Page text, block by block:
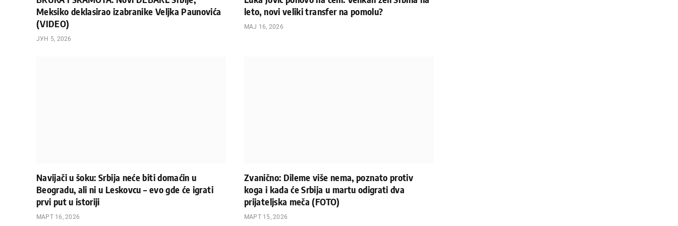
Meksiko deklasirao izabranike Veljka Paunovića
(VIDEO)
ЈУН 5, 2026
leto, novi veliki transfer na pomolu?
МАЈ 16, 2026
Navijači u šoku: Srbija neće biti domaćin u
Beogradu, ali ni u Leskovcu – evo gde će igrati
prvi put u istoriji
МАРТ 16, 2026
Zvanično: Dileme više nema, poznato protiv
koga i kada će Srbija u martu odigrati dva
prijateljska meča (FOTO)
МАРТ 15, 2026